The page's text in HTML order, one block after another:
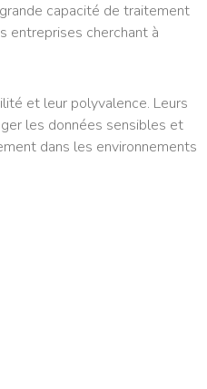
capacité de traitement
entreprises cherchant à
et leur polyvalence. Leurs
les données sensibles et
dans les environnements